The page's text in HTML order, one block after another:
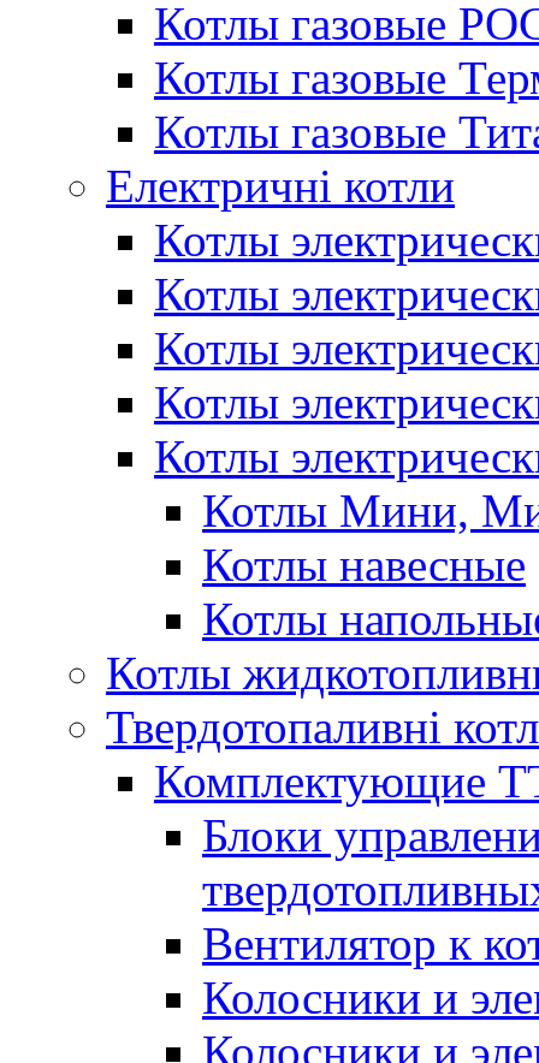
Котлы газовые
Котлы газовые
Котлы газовые
Електричні котли
Котлы
Котлы
Котлы
Котлы
Котлы
Котлы Мини,
Котлы навесные
Котлы
Котлы
Твердотопаливні
Комплектующие
Блоки
Вентилятор к
Колосники и
Колосники и